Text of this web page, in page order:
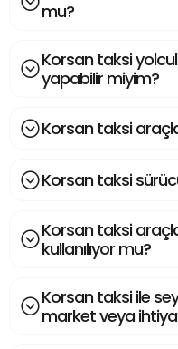
mu?
Korsan taksi
yapabilir miyim?
Korsan taksi
Korsan taksi
Korsan taksi
kullanılıyor mu?
Korsan taksi ile
market veya